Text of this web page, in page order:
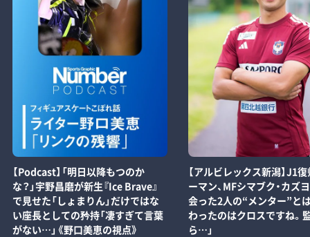
【Podcast】「明日以降もつのか
な？」宇野昌磨が新生『Ice Brave』
で見せた「しょまりん」だけではな
い座長としての矜持「凄すぎて言葉
がない…」《野口美恵の視点》
【アルビレックス新潟】J1
ーマン、MFシマブク・カズ
会った2人の“メンター”とは
わったのはクロスですね。
ら…」